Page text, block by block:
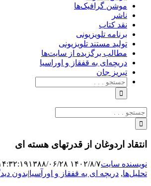
موشن گرافیک‌ها
ناشر
نقد کتاب
برنامه‌ تلویزیونی
تولید مستند تلویزیونی
مطالب برگزیده از سایت‌ها
دریچه‌ای به قفقاز و اوراسیا
تبریزِ جان
جستجو
برای:
جستجو
برای:
انتقاد اردوغان از قدرتهای هسته ای
نویسنده سایت۱۴۰۲/۸/۷ ۱۴:۳۲:۱۹ ۱۳۸۸/۰۶/۲۸
تحلیل‌ها, دریچه ای به قفقاز و اورآسیا|بدون